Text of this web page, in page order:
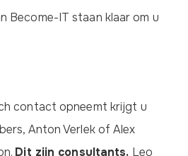
Become-IT staan klaar om u
contact opneemt krijgt u
Anton Verlek of Alex
Dit zijn consultants. Leo